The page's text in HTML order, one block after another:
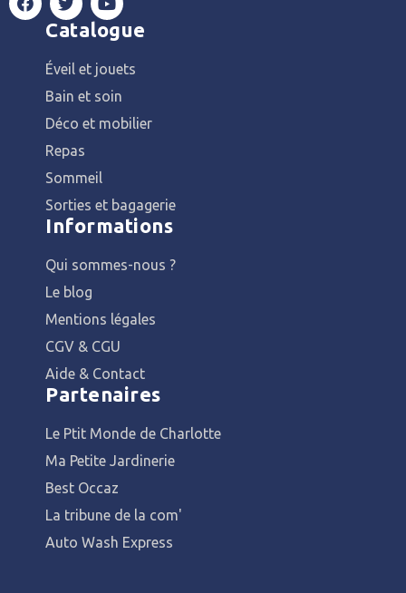
Catalogue
Éveil et jouets
Bain et soin
Déco et mobilier
Repas
Sommeil
Sorties et bagagerie
Informations
Qui sommes-nous ?
Le blog
Mentions légales
CGV & CGU
Aide & Contact
Partenaires
Le Ptit Monde de Charlotte
Ma Petite Jardinerie
Best Occaz
La tribune de la com'
Auto Wash Express